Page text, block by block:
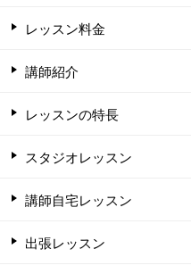
レッスン料金
講師紹介
レッスンの特長
スタジオレッスン
講師自宅レッスン
出張レッスン